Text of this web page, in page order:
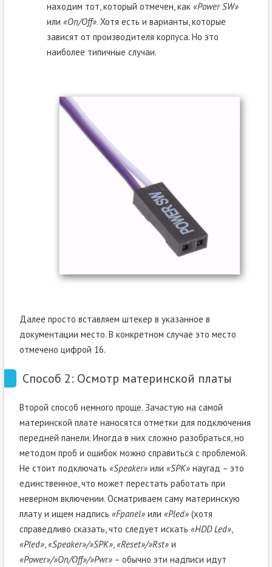
находим тот, который отмечен, как «Power SW»
или «On/Off». Хотя есть и варианты, которые
зависят от производителя корпуса. Но это
наиболее типичные случаи.
Далее просто вставляем штекер в указанное в
документации место. В конкретном случае это место
отмечено цифрой 16.
Способ 2: Осмотр материнской платы
Второй способ немного проще. Зачастую на самой
материнской плате наносятся отметки для подключения
передней панели. Иногда в них сложно разобраться, но
методом проб и ошибок можно справиться с проблемой.
Не стоит подключать «Speaker»или «SPK»наугад – это
единственное, что может перестать работать при
неверном включении. Осматриваем саму материнскую
плату и ищем надпись «Fpanel»или «Pled»(хотя
справедливо сказать, что следует искать «HDD Led»,
«Pled»,«Speaker»/»SPK»,«Reset»/»Rst»и
«Power»/»On/Off»/»Pwr»– обычно эти надписи идут